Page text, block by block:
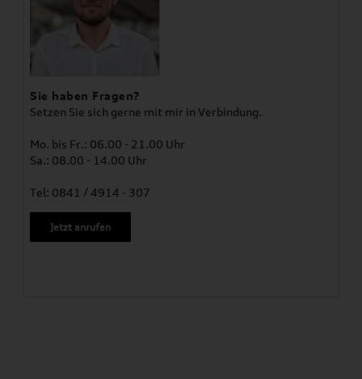
Sie haben Fragen?
Setzen Sie sich gerne mit mir in Verbindung.
Mo. bis Fr.: 06.00 - 21.00 Uhr
Sa.: 08.00 - 14.00 Uhr
Tel: 0841 / 4914 - 307
Jetzt anrufen